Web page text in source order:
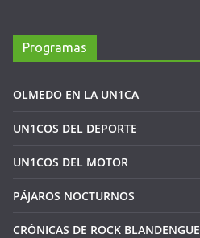
Programas
OLMEDO EN LA UN1CA
UN1COS DEL DEPORTE
UN1COS DEL MOTOR
PÁJAROS NOCTURNOS
CRÓNICAS DE ROCK BLANDENGUE